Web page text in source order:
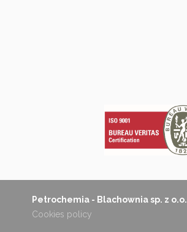
Petrochemia - Blachownia sp. z o.o.
Cookies policy